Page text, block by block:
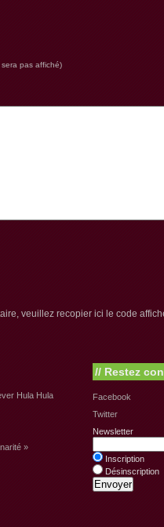
sera pas affiché)
veuillez recopier ici le code
Hula Hula
»
// Restez
Facebook
Twitter
Newsletter
Inscription
Désinscription